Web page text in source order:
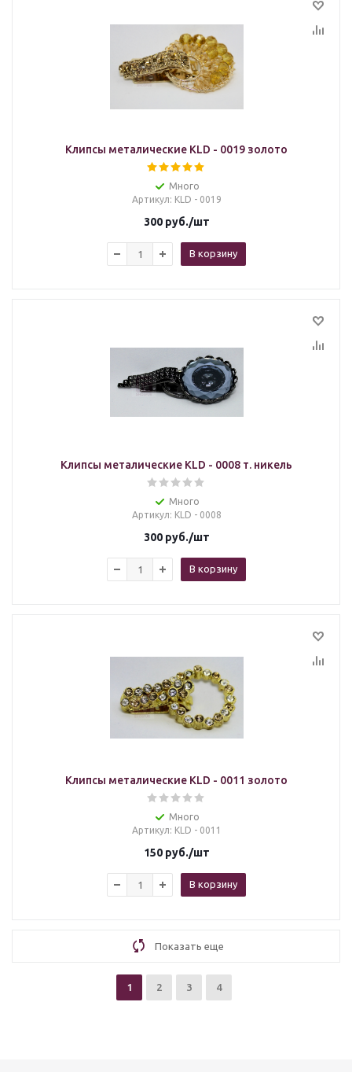
Клипсы металические KLD - 0019 золото
Много
Артикул: KLD - 0019
300руб./шт
В корзину
Клипсы металические KLD - 0008 т. никель
Много
Артикул: KLD - 0008
300руб./шт
В корзину
Клипсы металические KLD - 0011 золото
Много
Артикул: KLD - 0011
150руб./шт
В корзину
Показать еще
1 2 3 4